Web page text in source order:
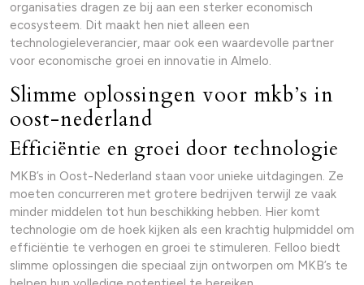
organisaties dragen ze bij aan een sterker economisch
ecosysteem. Dit maakt hen niet alleen een
technologieleverancier, maar ook een waardevolle partner
voor economische groei en innovatie in Almelo.
Slimme oplossingen voor mkb’s in
oost-nederland
Efficiëntie en groei door technologie
MKB’s in Oost-Nederland staan voor unieke uitdagingen. Ze
moeten concurreren met grotere bedrijven terwijl ze vaak
minder middelen tot hun beschikking hebben. Hier komt
technologie om de hoek kijken als een krachtig hulpmiddel om
efficiëntie te verhogen en groei te stimuleren. Felloo biedt
slimme oplossingen die speciaal zijn ontworpen om MKB’s te